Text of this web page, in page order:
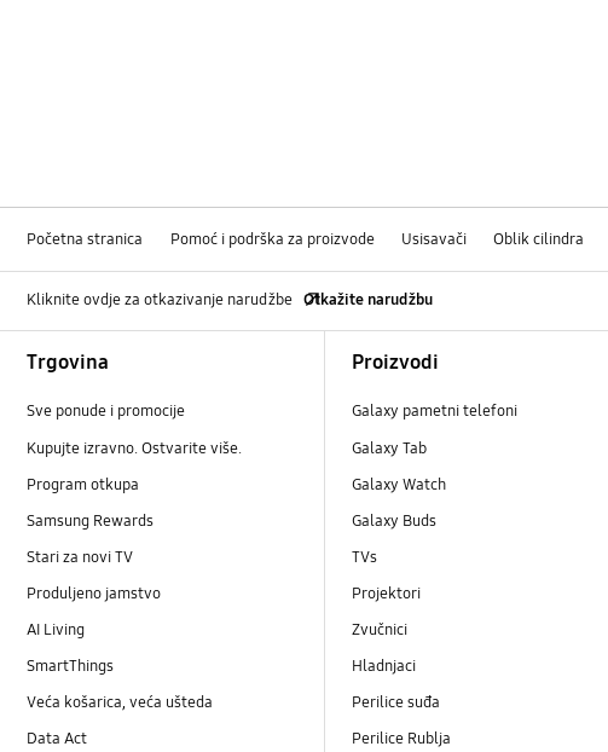
Početna stranica Pomoć i podrška za proizvode Usisavači Oblik cilindra
Kliknite ovdje za otkazivanje narudžbe Otkažite narudžbu
Trgovina
Sve ponude i promocije
Kupujte izravno. Ostvarite više.
Program otkupa
Samsung Rewards
Stari za novi TV
Produljeno jamstvo
AI Living
SmartThings
Veća košarica, veća ušteda
Data Act
Proizvodi
Galaxy pametni telefoni
Galaxy Tab
Galaxy Watch
Galaxy Buds
TVs
Projektori
Zvučnici
Hladnjaci
Perilice suđa
Perilice Rublja